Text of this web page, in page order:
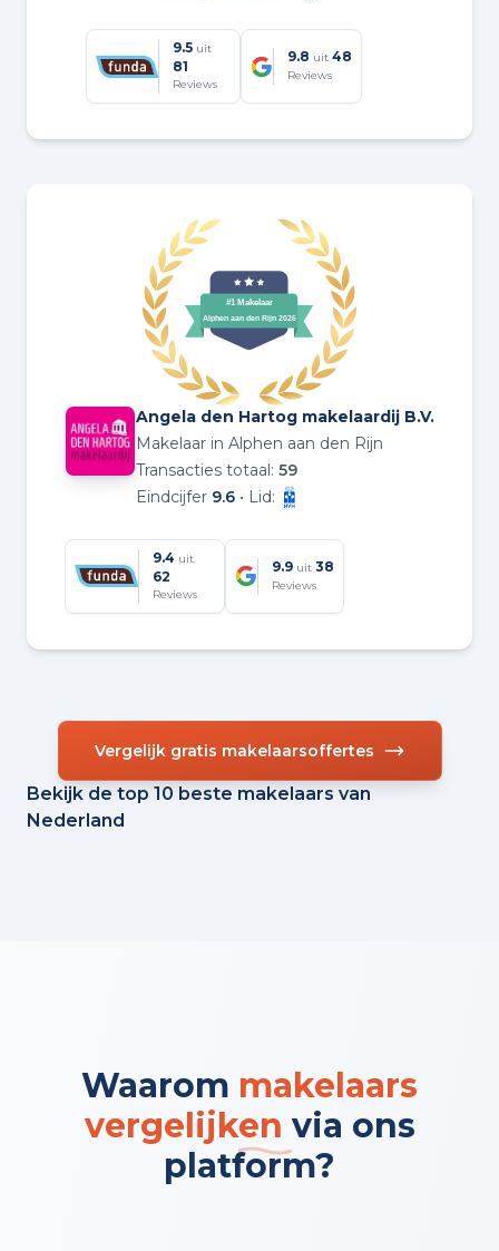
9.5 uit
81
Reviews
9.8 uit 48
Reviews
Angela den Hartog makelaardij B.V.
Makelaar in Alphen aan den Rijn
Transacties totaal: 59
Eindcijfer 9.6 • Lid:
9.4 uit
62
Reviews
9.9 uit 38
Reviews
Vergelijk gratis makelaarsoffertes
Bekijk de top 10 beste makelaars van
Nederland
Waarom makelaars
vergelijken via ons
platform?